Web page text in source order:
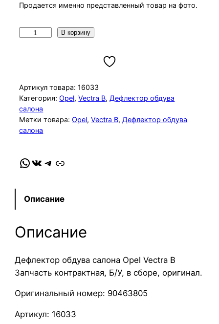
Продается именно представленный товар на фото.
ч
е
с
т
в
т
а
Д
ф
л
к
т
В корзину
Артикул товара: 16033
Категория:Opel, Vectra B, Дефлектор обдува
салона
Метки товара:Opel, Vectra B, Дефлектор обдува
салона
WhatsApp VK Telegram Link
Описание
Описание
Дефлектор обдува салона Opel Vectra B
Запчасть контрактная, Б/У, в сборе, оригинал.
Оригинальный номер: 90463805
Артикул: 16033